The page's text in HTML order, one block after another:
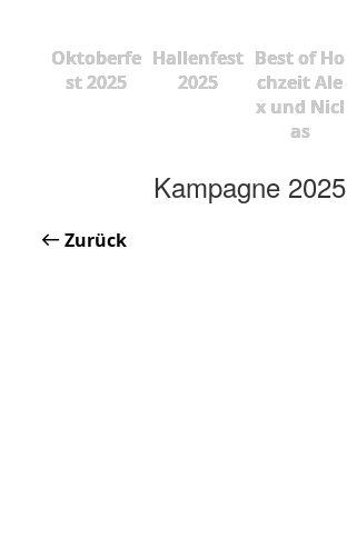
Oktoberfe
st 2025
Hallenfest
2025
Best of Ho
chzeit Ale
x und Nicl
as
Kampagne 2025
Zurück